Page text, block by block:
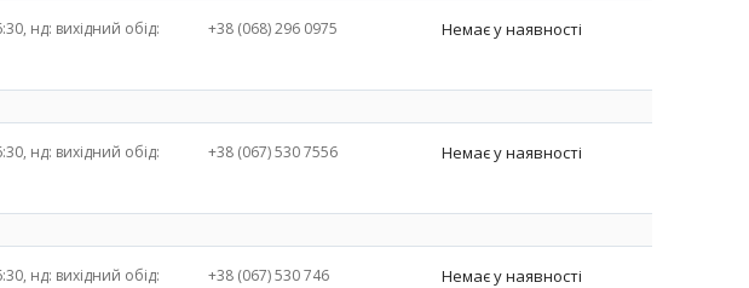
нд: вихідний обід:
+38 (068) 296 0975 Немає у наявності
нд: вихідний обід:
+38 (067) 530 7556 Немає у наявності
нд: вихідний обід:
+38 (067) 530 746 Немає у наявності